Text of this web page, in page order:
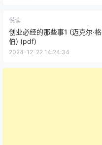
悦读
创业必经的那些事1 (迈克尔·格
伯) (pdf)
2024-12-22 14:24:34